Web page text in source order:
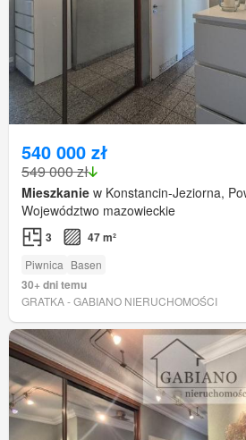
540 000 zł
549 000 zł
Mieszkanie w Konstancin-Jeziorna,
Województwo mazowieckie
3 47 m²
Piwnica Basen
30+ dni temu
GRATKA - GABIANO NIERUCHOMOŚCI